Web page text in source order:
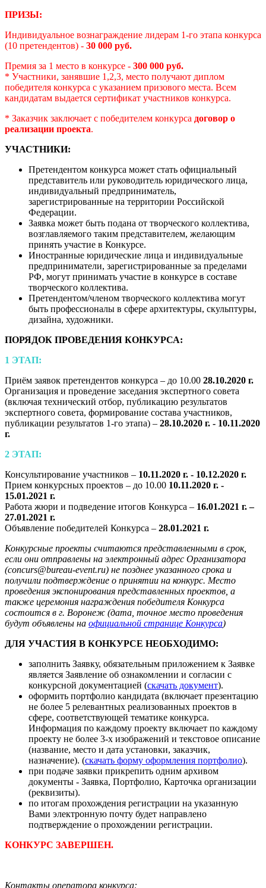
ПРИЗЫ:
Индивидуальное вознаграждение лидерам 1-го этапа конкурса
(10 претендентов) - 30 000 руб.
Премия за 1 место в конкурсе - 300 000 руб.
* Участники, занявшие 1,2,3, место получают диплом
победителя конкурса с указанием призового места. Всем
кандидатам выдается сертификат участников конкурса.
* Заказчик заключает с победителем конкурса договор о
реализации проекта.
УЧАСТНИКИ:
Претендентом конкурса может стать официальный
представитель или руководитель юридического лица,
индивидуальный предприниматель,
зарегистрированные на территории Российской
Федерации.
Заявка может быть подана от творческого коллектива,
возглавляемого таким представителем, желающим
принять участие в Конкурсе.
Иностранные юридические лица и индивидуальные
предприниматели, зарегистрированные за пределами
РФ, могут принимать участие в конкурсе в составе
творческого коллектива.
Претендентом/членом творческого коллектива могут
быть профессионалы в сфере архитектуры, скульптуры,
дизайна, художники.
ПОРЯДОК ПРОВЕДЕНИЯ КОНКУРСА:
1 ЭТАП:
Приём заявок претендентов конкурса – до 10.00 28.10.2020 г.
Организация и проведение заседания экспертного совета
(включая технический отбор, публикацию результатов
экспертного совета, формирование состава участников,
публикации результатов 1-го этапа) – 28.10.2020 г. - 10.11.2020
г.
2 ЭТАП:
Консультирование участников – 10.11.2020 г. - 10.12.2020 г.
Прием конкурсных проектов – до 10.00 10.11.2020 г. -
15.01.2021 г.
Работа жюри и подведение итогов Конкурса – 16.01.2021 г. –
27.01.2021 г.
Объявление победителей Конкурса – 28.01.2021 г.
Конкурсные проекты считаются представленными в срок,
если они отправлены на электронный адрес Организатора
(concurs@bureau-event.ru) не позднее указанного срока и
получили подтверждение о принятии на конкурс. Место
проведения экспонирования представленных проектов, а
также церемония награждения победителя Конкурса
состоится в г. Воронеж (дата, точное место проведения
будут объявлены на официальной странице Конкурса)
ДЛЯ УЧАСТИЯ В КОНКУРСЕ НЕОБХОДИМО:
заполнить Заявку, обязательным приложением к Заявке
является Заявление об ознакомлении и согласии с
конкурсной документацией (скачать документ).
оформить портфолио кандидата (включает презентацию
не более 5 релевантных реализованных проектов в
сфере, соответствующей тематике конкурса.
Информация по каждому проекту включает по каждому
проекту не более 3-х изображений и текстовое описание
(название, место и дата установки, заказчик,
назначение). (скачать форму оформления портфолио).
при подаче заявки прикрепить одним архивом
документы - Заявка, Портфолио, Карточка организации
(реквизиты).
по итогам прохождения регистрации на указанную
Вами электронную почту будет направлено
подтверждение о прохождении регистрации.
КОНКУРС ЗАВЕРШЕН.
Контакты оператора конкурса: